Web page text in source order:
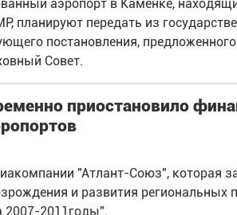
аэропорт в Каменке,
планируют передать из
постановления,
Совет.
приостановило
"Атлант-Союз", которая
и развития региональных
2007-2011годы".